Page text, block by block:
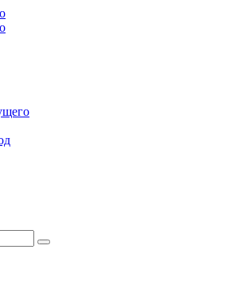
Pro
Поиск